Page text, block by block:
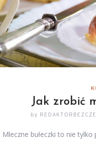
Jak zrobić
by
Mleczne bułeczki to nie